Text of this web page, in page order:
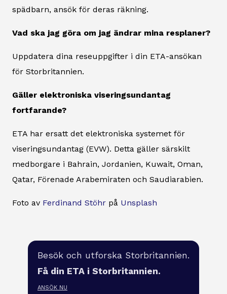
spädbarn, ansök för deras räkning.
Vad ska jag göra om jag ändrar mina resplaner?
Uppdatera dina reseuppgifter i din ETA-ansökan
för Storbritannien.
Gäller elektroniska viseringsundantag
fortfarande?
ETA har ersatt det elektroniska systemet för
viseringsundantag (EVW). Detta gäller särskilt
medborgare i Bahrain, Jordanien, Kuwait, Oman,
Qatar, Förenade Arabemiraten och Saudiarabien.
Foto av Ferdinand Stöhr på Unsplash
Besök och utforska Storbritannien.
Få din ETA i Storbritannien.
ANSÖK NU